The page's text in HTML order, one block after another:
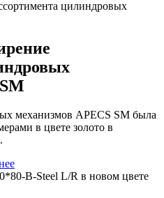
механизмов APECS SM была
в цвете золото в